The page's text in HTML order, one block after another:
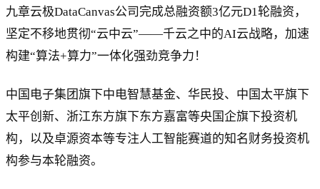
九章云极DataCanvas公司完成总融资额3亿元D1轮融资，
坚定不移地贯彻“云中云”——千云之中的AI云战略，加速
构建“算法+算力”一体化强劲竞争力！
中国电子集团旗下中电智慧基金、华民投、中国太平旗下
太平创新、浙江东方旗下东方嘉富等央国企旗下投资机
构，以及卓源资本等专注人工智能赛道的知名财务投资机
构参与本轮融资。